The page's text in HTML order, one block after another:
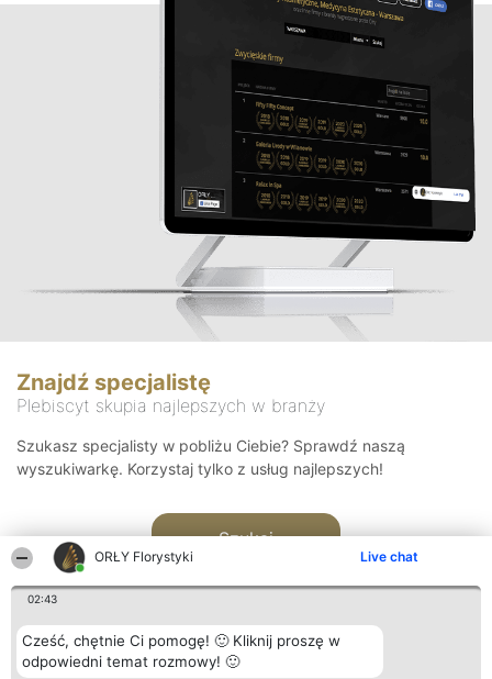
ORŁY Florystyki Live chat
02:43
Cześć, chętnie Ci pomogę! 🙂 Kliknij proszę w
odpowiedni temat rozmowy! 🙂
Znajdź specjalistę
Plebiscyt skupia najlepszych w branży
Szukasz specjalisty w pobliżu Ciebie? Sprawdź naszą
wyszukiwarkę. Korzystaj tylko z usług najlepszych!
Szukaj